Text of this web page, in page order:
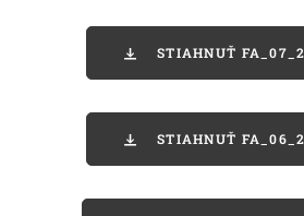
STIAHNUŤ
STIAHNUŤ